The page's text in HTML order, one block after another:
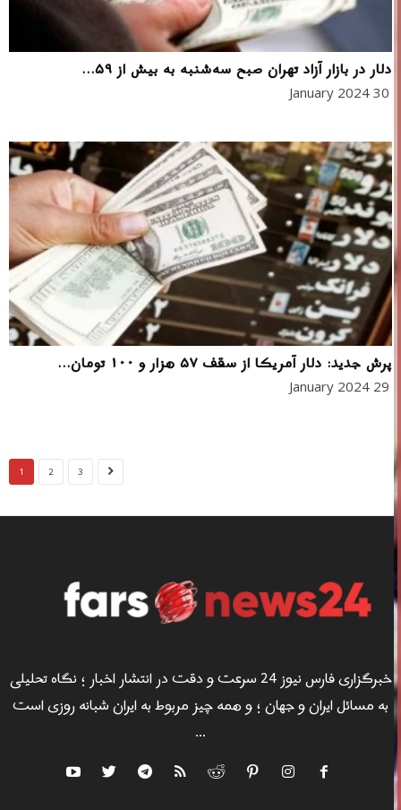
دلار در بازار آزاد تهران صبح سه‌شنبه به بیش از ۵۹...
30 January 2024
پرش جدید: دلار آمریکا از سقف ۵۷ هزار و ۱۰۰ تومان...
29 January 2024
2 3
خبرگزاری فارس نیوز 24 سرعت و دقت در انتشار اخبار ؛ نگاه تحلیلی
به مسائل ایران و جهان ؛ و همه چیز مربوط به ایران شبانه روزی است
...